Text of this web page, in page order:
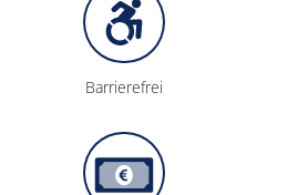
Barrierefrei